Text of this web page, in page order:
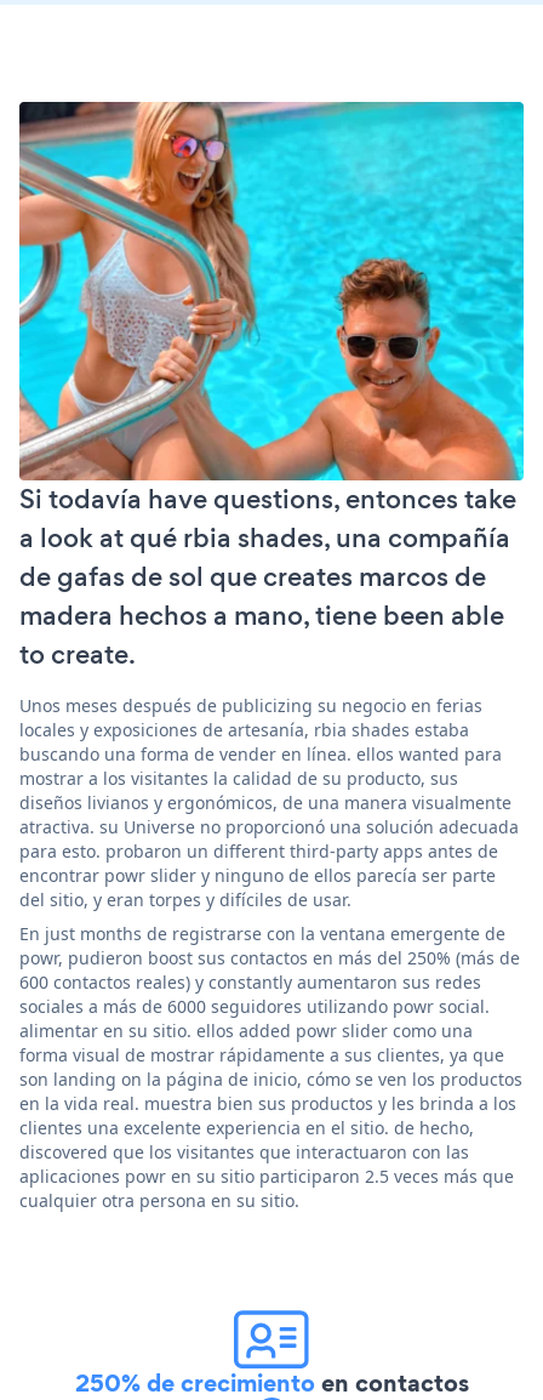
Si todavía have questions, entonces take
a look at qué rbia shades, una compañía
de gafas de sol que creates marcos de
madera hechos a mano, tiene been able
to create.
Unos meses después de publicizing su negocio en ferias
locales y exposiciones de artesanía, rbia shades estaba
buscando una forma de vender en línea. ellos wanted para
mostrar a los visitantes la calidad de su producto, sus
diseños livianos y ergonómicos, de una manera visualmente
atractiva. su Universe no proporcionó una solución adecuada
para esto. probaron un different third-party apps antes de
encontrar powr slider y ninguno de ellos parecía ser parte
del sitio, y eran torpes y difíciles de usar.
En just months de registrarse con la ventana emergente de
powr, pudieron boost sus contactos en más del 250% (más de
600 contactos reales) y constantly aumentaron sus redes
sociales a más de 6000 seguidores utilizando powr social.
alimentar en su sitio. ellos added powr slider como una
forma visual de mostrar rápidamente a sus clientes, ya que
son landing on la página de inicio, cómo se ven los productos
en la vida real. muestra bien sus productos y les brinda a los
clientes una excelente experiencia en el sitio. de hecho,
discovered que los visitantes que interactuaron con las
aplicaciones powr en su sitio participaron 2.5 veces más que
cualquier otra persona en su sitio.
250% de crecimientoen contactos